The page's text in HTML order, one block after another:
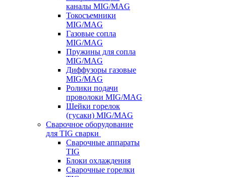
каналы MIG/MAG
Токосъемники
MIG/MAG
Газовые сопла
MIG/MAG
Пружины для сопла
MIG/MAG
Диффузоры газовые
MIG/MAG
Ролики подачи
проволоки MIG/MAG
Шейки горелок
(гусаки) MIG/MAG
Сварочное оборудование
для TIG сварки
Сварочные аппараты
TIG
Блоки охлаждения
Сварочные горелки